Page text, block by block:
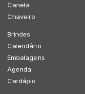
Caneta
Chaveiro
Brindes
Calendário
Embalagens
Agenda
Cardápio